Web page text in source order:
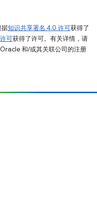
据知识共享署名 4.0 许可获得了
可获得了许可。有关详情，请
和/或其关联公司的注册